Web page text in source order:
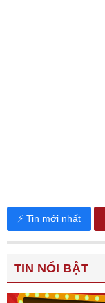
⚡ Tin mới nhất
TIN NỔI BẬT